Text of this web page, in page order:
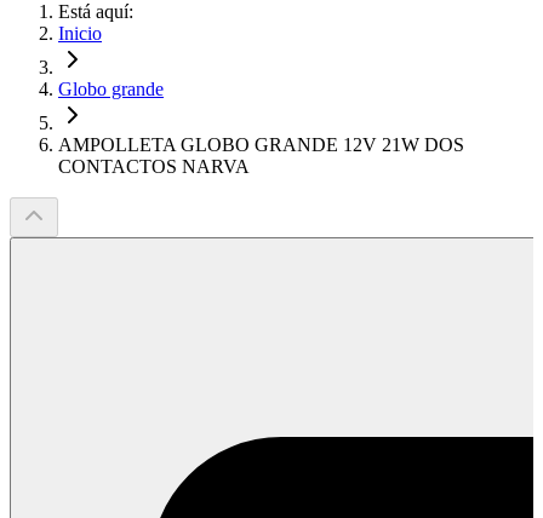
Está aquí:
Inicio
Globo grande
AMPOLLETA GLOBO GRANDE 12V 21W DOS
CONTACTOS NARVA